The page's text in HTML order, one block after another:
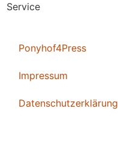
Service
Ponyhof4Press
Impressum
Datenschutzerklärung